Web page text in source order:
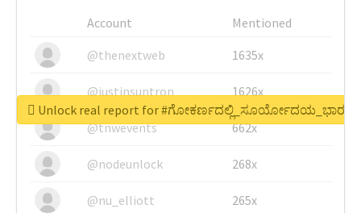
Account
Mentioned
@thenextweb
1635x
@justinsuntron 1626x
@tnwevents 662x
@nodeunlock 268x
@nu_elliott 265x
Unlock real report for